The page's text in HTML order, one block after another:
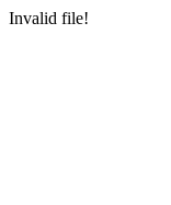
Invalid file!